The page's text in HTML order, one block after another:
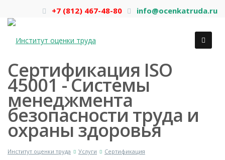
info@ocenkatruda.ru
+7 (812) 467-48-80
Сертификация ISO
45001 - Системы
менеджмента
безопасности труда и
охраны здоровья
Институт оценки труда Услуги Сертификация